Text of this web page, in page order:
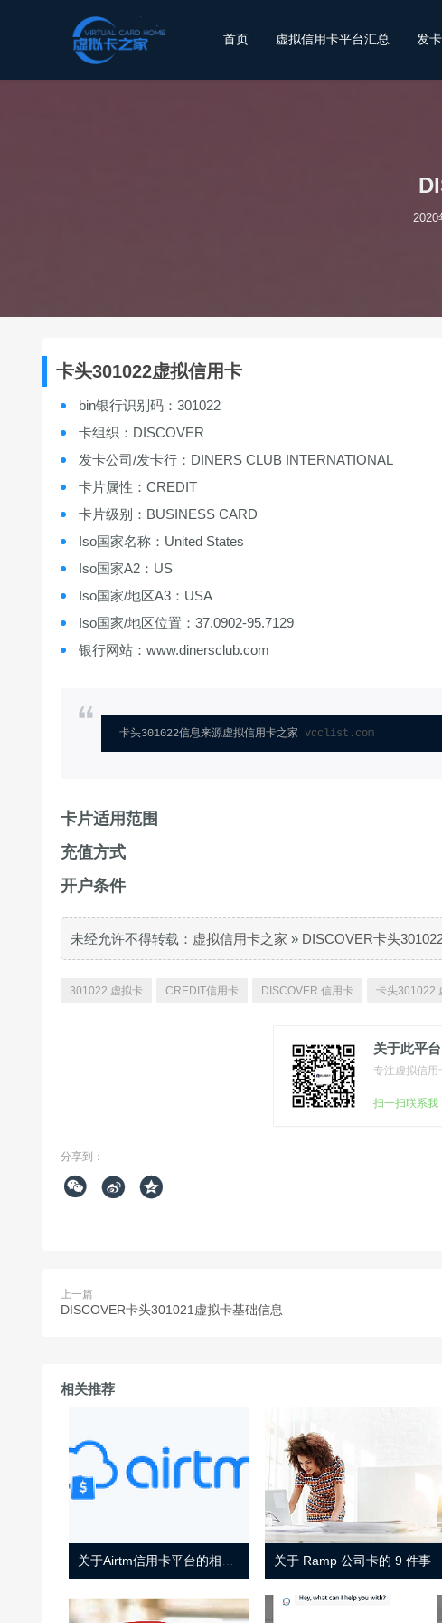
首页 虚拟信用卡平台汇总 发
2020
卡头301022虚拟信用卡
bin银行识别码：301022
卡组织：DISCOVER
发卡公司/发卡行：DINERS CLUB INTERNATIONAL
卡片属性：CREDIT
卡片级别：BUSINESS CARD
Iso国家名称：United States
Iso国家A2：US
Iso国家/地区A3：USA
Iso国家/地区位置：37.0902-95.7129
银行网站：www.dinersclub.com
卡头301022信息来源虚拟信用卡之家 vcclist.com
卡片适用范围
充值方式
开户条件
未经允许不得转载： 虚拟信用卡之家 » DISCOVER卡头
301022 虚拟卡 CREDIT信用卡 DISCOVER 信用卡 卡头301022
关于此平
专注虚拟信用
扫一扫联系我
分享到：
  
上一篇
DISCOVER卡头301021虚拟卡基础信息
相关推荐
关于 Ramp 公司卡的 9 件事